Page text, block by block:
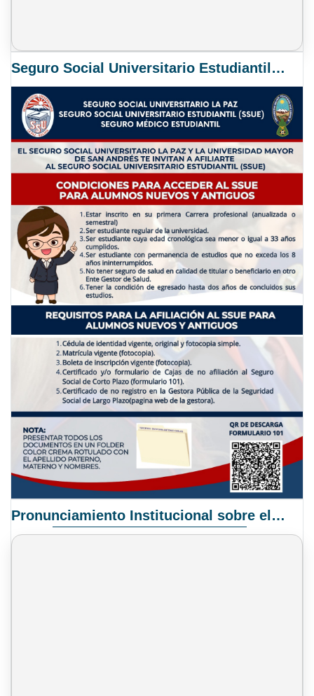
Seguro Social Universitario Estudiantil SSUE
Pronunciamiento Institucional sobre el Proyecto de Ley N° 068/2025-2026 C.S.